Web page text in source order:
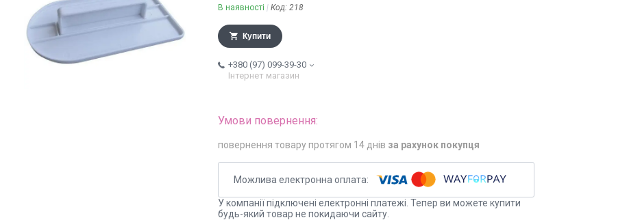
В наявності Код: 218
Купити
+380 (97) 099-39-30
Інтернет магазин
повернення товару протягом 14 днів за рахунок покупця
У компанії підключені електронні платежі. Тепер ви можете купити
будь-який товар не покидаючи сайту.